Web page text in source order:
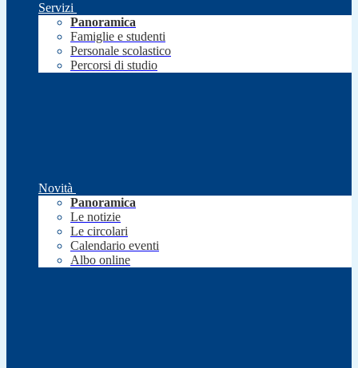
Servizi
Panoramica
Famiglie e studenti
Personale scolastico
Percorsi di studio
Novità
Panoramica
Le notizie
Le circolari
Calendario eventi
Albo online